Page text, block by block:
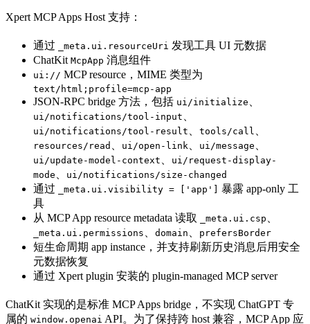
Xpert MCP Apps Host 支持：
通过 _meta.ui.resourceUri 发现工具 UI 元数据
ChatKit McpApp 消息组件
ui:// MCP resource，MIME 类型为
text/html;profile=mcp-app
JSON-RPC bridge 方法，包括 ui/initialize
ui/notifications/tool-input
ui/notifications/tool-result tools/call
resources/read ui/open-link ui/message
ui/update-model-context
ui/request-display-
mode
ui/notifications/size-changed
通过 _meta.ui.visibility = ['app']
暴露 app-only 工
具
从 MCP App resource metadata 读取
_meta.ui.csp
_meta.ui.permissions domain prefersBorder
短生命周期 app instance，并支持刷新历史消息后用安全
元数据恢复
通过 Xpert plugin 安装的 plugin-managed MCP server
ChatKit 实现的是标准 MCP Apps bridge，不实现 ChatGPT 专
属的 window.openai API。为了保持跨 host 兼容，MCP App 应